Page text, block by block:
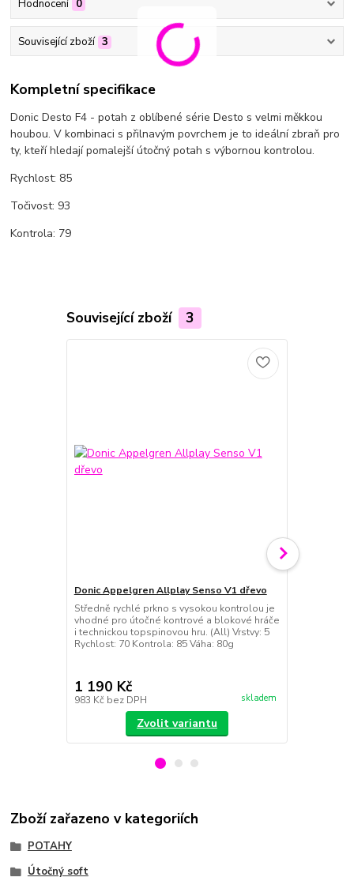
Hodnocení 0
Související zboží 3
Kompletní specifikace
Donic Desto F4 - potah z oblíbené série Desto s velmi měkkou
houbou. V kombinaci s přilnavým povrchem je to ideální zbraň pro
ty, kteří hledají pomalejší útočný potah s výbornou kontrolou.
Rychlost: 85
Točivost: 93
Kontrola: 79
Související zboží 3
Donic Appelgren Allplay Senso V1 dřevo
Středně rychlé prkno s vysokou kontrolou je
vhodné pro útočné kontrové a blokové hráče
i technickou topspinovou hru. (All) Vrstvy: 5
Rychlost: 70 Kontrola: 85 Váha: 80g
1 190 Kč
983 Kč bez DPH skladem
Zvolit variantu
Zboží zařazeno v kategoriích
POTAHY
Útočný soft